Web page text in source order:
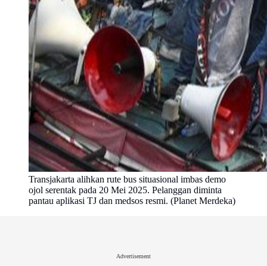
Transjakarta alihkan rute bus situasional imbas demo
ojol serentak pada 20 Mei 2025. Pelanggan diminta
pantau aplikasi TJ dan medsos resmi. (Planet Merdeka)
Advertisement